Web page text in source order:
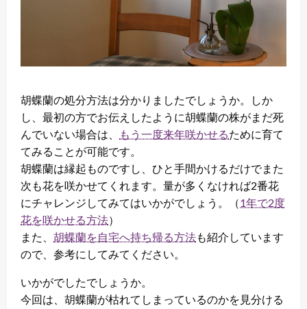
胡蝶蘭の処分方法は分かりましたでしょうか。しか
し、最初の方でお伝えしたように胡蝶蘭の株がまだ死
んでいない場合は、
もう一度来年咲かせるために育て
てみることが可能です。
胡蝶蘭は縁起ものですし、ひと手間かけるだけでまた
次も花を咲かせてくれます。量が多くなければ2番花
にチャレンジしてみてはいかがでしょう。（1年で2度
花を咲かせる方法）
また、 胡蝶蘭を自宅へ持ち帰る方法も紹介しています
ので、参考にしてみてください。
いかがでしたでしょうか。
今回は、胡蝶蘭が枯れてしまっているのかを見分ける